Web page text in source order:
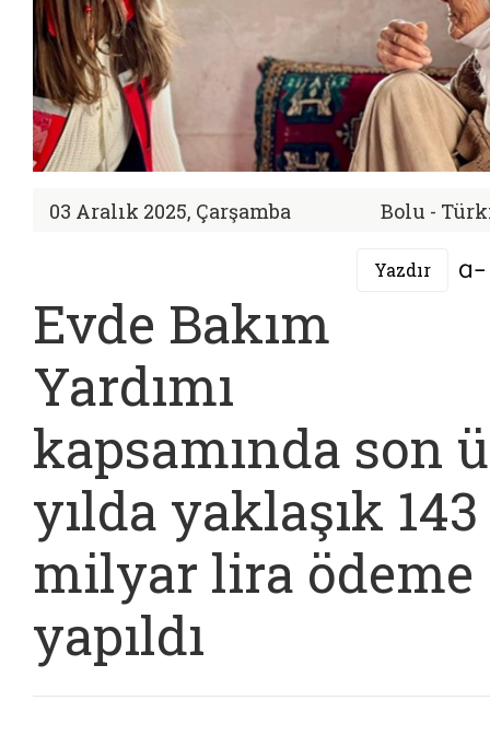
03 Aralık 2025, Çarşamba Bolu -
Yazdır
Evde Bakım
Yardımı
kapsamında son
yılda yaklaşık 143
milyar lira ödeme
yapıldı